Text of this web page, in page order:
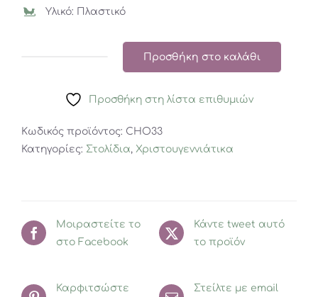
Υλικό: Πλαστικό
Girafe
μπάλα
ποσότητα
Προσθήκη στο καλάθι
Προσθήκη στη λίστα επιθυμιών
Κωδικός προϊόντος: CHO33
Κατηγορίες: Στολίδια, Χριστουγεννιάτικα
Μοιραστείτε το
στο Facebook
Κάντε tweet αυτό
το προϊόν
Καρφιτσώστε
Στείλτε με email